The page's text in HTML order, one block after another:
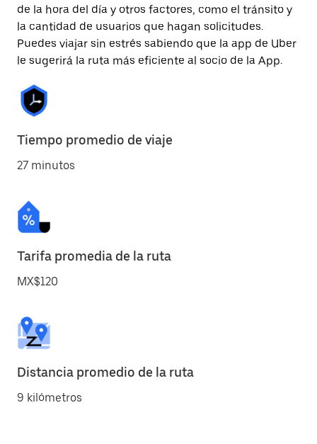
de la hora del día y otros factores, como el tránsito y
la cantidad de usuarios que hagan solicitudes.
Puedes viajar sin estrés sabiendo que la app de Uber
le sugerirá la ruta más eficiente al socio de la App.
Tiempo promedio de viaje
27 minutos
Tarifa promedia de la ruta
MX$120
Distancia promedio de la ruta
9 kilómetros